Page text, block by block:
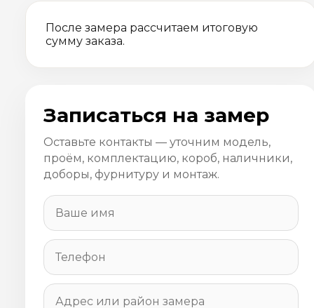
После замера рассчитаем итоговую
сумму заказа.
Записаться на замер
Оставьте контакты — уточним модель,
проём, комплектацию, короб, наличники,
доборы, фурнитуру и монтаж.